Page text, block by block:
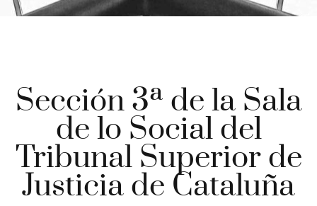
Sección 3ª de la Sala
de lo Social del
Tribunal Superior de
Justicia de Cataluña